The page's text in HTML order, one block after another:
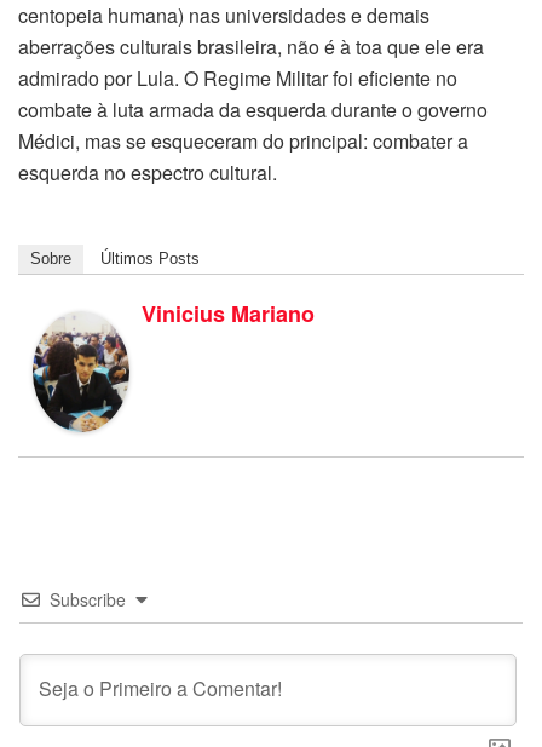
centopeia humana) nas universidades e demais
aberrações culturais brasileira, não é à toa que ele era
admirado por Lula. O Regime Militar foi eficiente no
combate à luta armada da esquerda durante o governo
Médici, mas se esqueceram do principal: combater a
esquerda no espectro cultural.
Sobre Últimos Posts
Vinicius Mariano
Subscribe